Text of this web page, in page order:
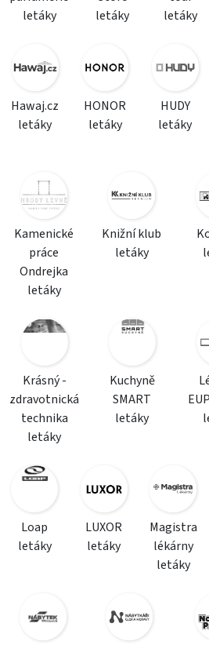
letáky
letáky
letáky
Hawaj.cz
letáky
HONOR
letáky
HUDY
letáky
Kamenické
práce
Ondrejka
letáky
Knižní klub
letáky
Krásný -
zdravotnická
technika
letáky
Kuchyně
SMART
letáky
Loap
letáky
LUXOR
letáky
Magistra
lékárny
letáky